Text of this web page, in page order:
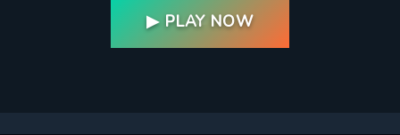
▶ PLAY NOW